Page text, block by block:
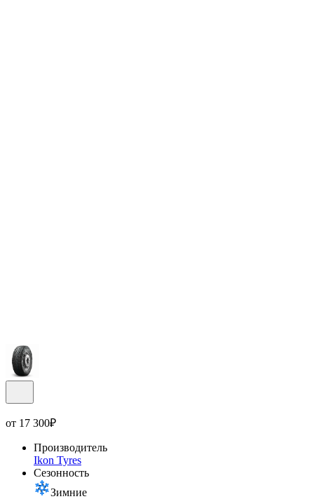
от 17 300₽
Производитель
Ikon Tyres
Сезонность
Зимние